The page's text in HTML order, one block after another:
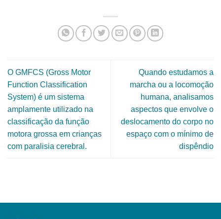
O GMFCS (Gross Motor
Function Classification
System) é um sistema
amplamente utilizado na
classificação da função
motora grossa em crianças
com paralisia cerebral.
Quando estudamos a
marcha ou a locomoção
humana, analisamos
aspectos que envolve o
deslocamento do corpo no
espaço com o mínimo de
dispêndio